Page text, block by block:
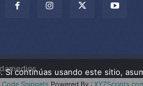
Code Snippets Powered By :
continúas usando este sitio,